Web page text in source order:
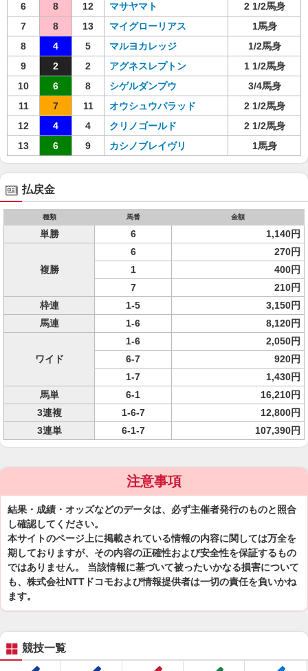
6
8 12 マサヤマト
2 1/2馬身
7
8 13 マイグローリアス
1馬身
8
4 5 マルヨカレッジ
1/2馬身
9
2 2 アグネスレプトン
1 1/2馬身
10
6 8 シゲルダンプウ
3/4馬身
11
7 11 オウシュウバラッド
2 1/2馬身
12
4 4 クリノゴールド
2 1/2馬身
13
6 9 カシノブレイヴリ 1馬身
払戻金
種類 馬番 金額
単勝 6 1,140円
複勝
6
270円
1
400円
7
210円
枠連
1-5
3,150円
馬連
1-6 8,120円
ワイド
1-6
2,050円
6-7
920円
1-7
1,430円
馬単
6-1
16,210円
3連複
1-6-7
12,800円
3連単
6-1-7 107,390円
注意事項
結果・成績・オッズなどのデータは、必ず主催者発行のものと照合
し確認してください。
本サイトのページ上に掲載されている情報の内容に関しては万全を
期しておりますが、その内容の正確性および安全性を保証するもの
ではありません。 当該情報に基づいて被ったいかなる損害について
も、株式会社NTTドコモおよび情報提供者は一切の責任を負いかね
ます。
競技一覧